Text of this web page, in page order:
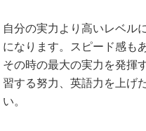
自分の実力より高いレベル
になります。スピード感も
その時の最大の実力を発揮
習する努力、英語力を上げ
い。